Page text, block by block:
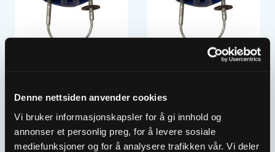
Denne nettsiden anvender cookies
Vi bruker informasjonskapsler for å gi innhold og
annonser et personlig preg, for å levere sosiale
mediefunksjoner og for å analysere trafikken vår. Vi deler
3310469